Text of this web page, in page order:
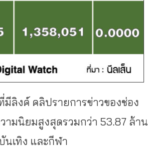
มีลิงค์ คลิปรายการข่าวของช่อง
ามนิยมสูงสุดรวมกว่า 53.87 ล้าน
นเทิง และกีฬา